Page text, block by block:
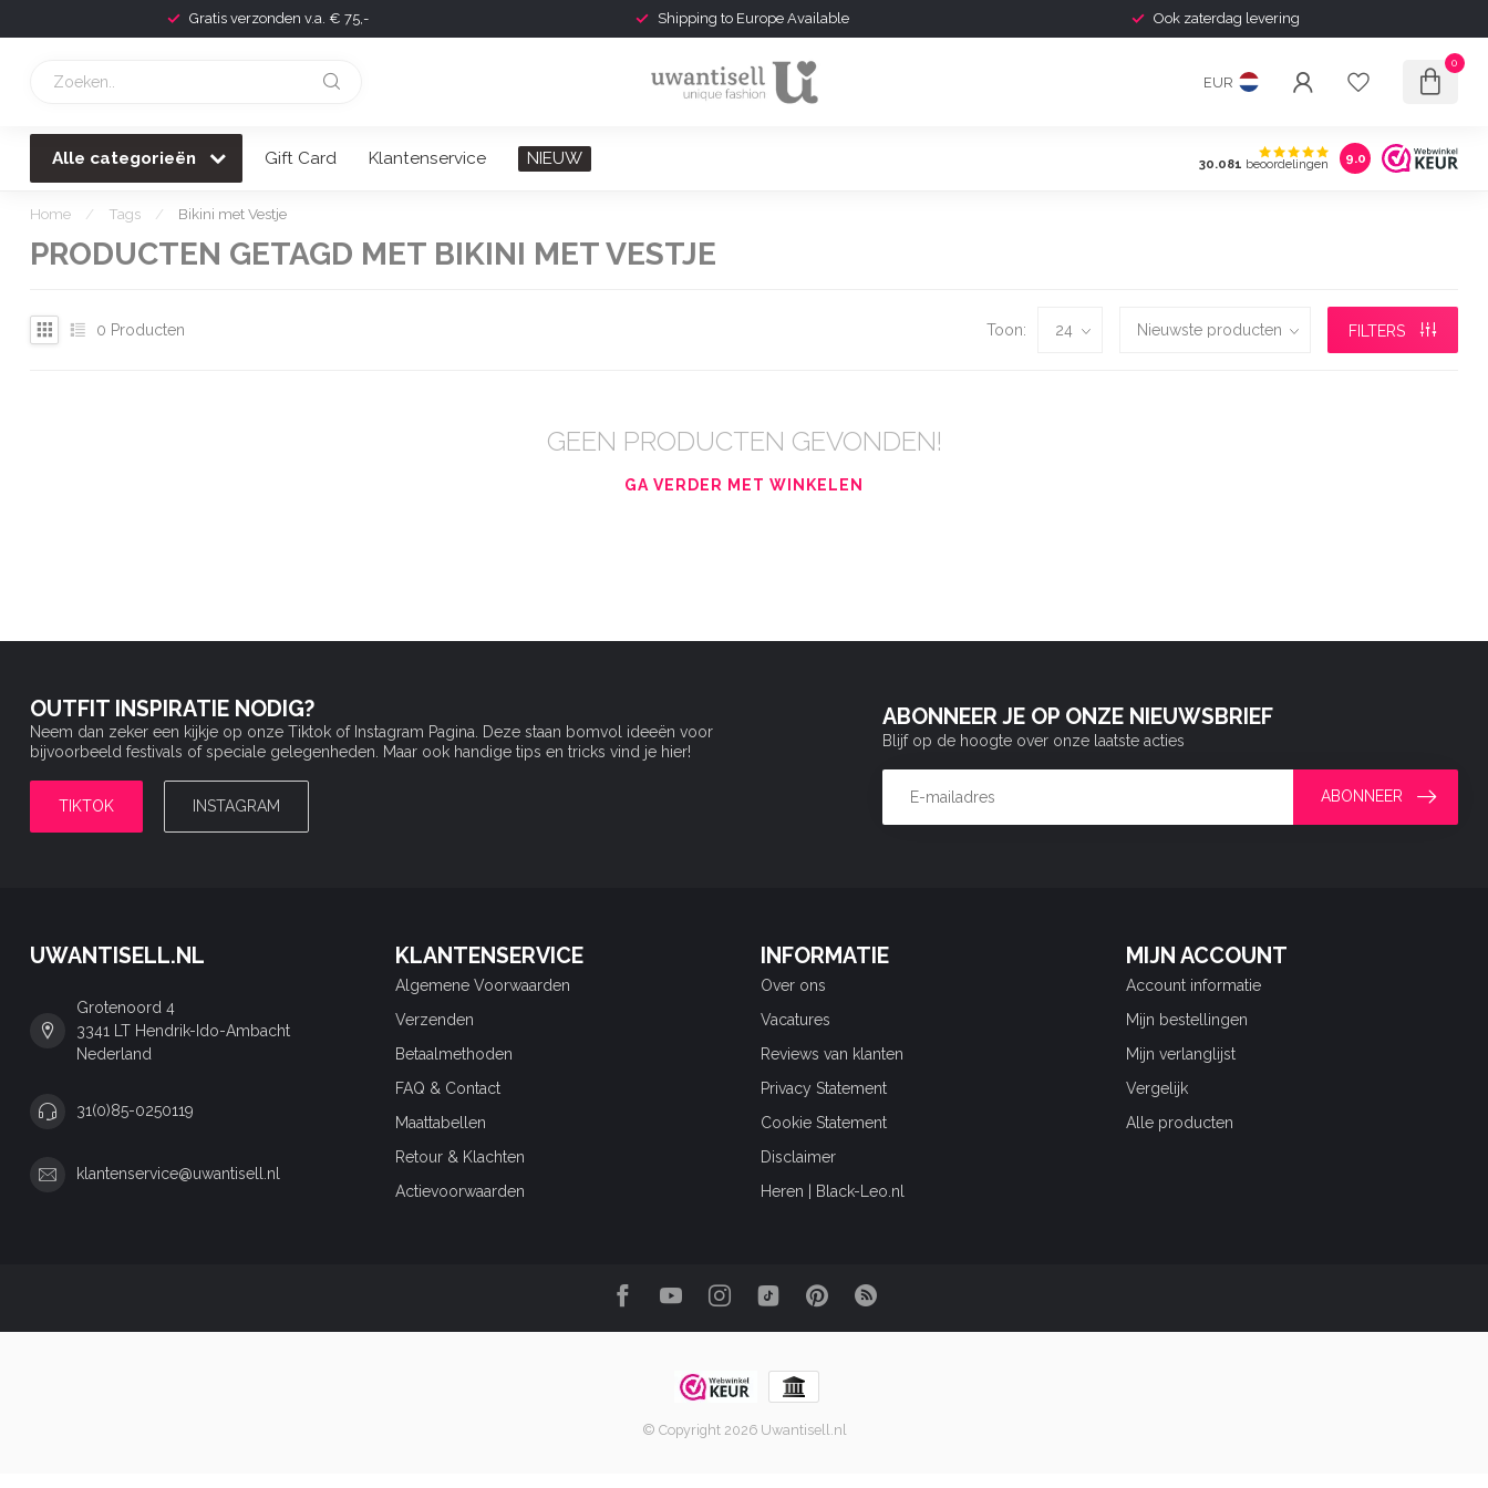
Gratis verzonden v.a. € 75,- Shipping to Europe Available Ook zaterdag levering
EUR
0
Alle categorieën Gift Card Klantenservice NIEUW 30.081 beoordelingen 9.0
Home / Tags / Bikini met Vestje
PRODUCTEN GETAGD MET BIKINI MET VESTJE
0 Producten Toon: FILTERS
GEEN PRODUCTEN GEVONDEN!
GA VERDER MET WINKELEN
OUTFIT INSPIRATIE NODIG?
Neem dan zeker een kijkje op onze Tiktok of Instagram Pagina. Deze staan bomvol ideeën voor
bijvoorbeeld festivals of speciale gelegenheden. Maar ook handige tips en tricks vind je hier!
TIKTOK INSTAGRAM
ABONNEER JE OP ONZE NIEUWSBRIEF
Blijf op de hoogte over onze laatste acties
ABONNEER
UWANTISELL.NL
Grotenoord 4
3341 LT Hendrik-Ido-Ambacht
Nederland
31(0)85-0250119
klantenservice@uwantisell.nl
KLANTENSERVICE
Algemene Voorwaarden
Verzenden
Betaalmethoden
FAQ & Contact
Maattabellen
Retour & Klachten
Actievoorwaarden
INFORMATIE
Over ons
Vacatures
Reviews van klanten
Privacy Statement
Cookie Statement
Disclaimer
Heren | Black-Leo.nl
MIJN ACCOUNT
Account informatie
Mijn bestellingen
Mijn verlanglijst
Vergelijk
Alle producten
© Copyright 2026 Uwantisell.nl